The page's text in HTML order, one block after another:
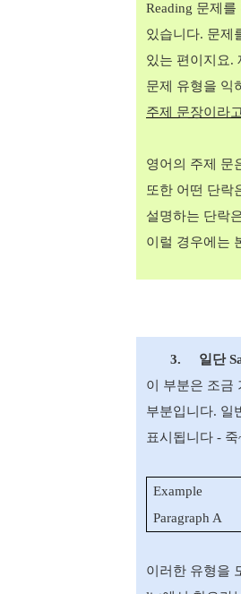
Reading 문제를
있습니다. 문제
있는 편이지요.
문제 유형을 익
주제 문장이라
영어의 주제 문
또한 어떤 단락
설명하는 단락
이럴 경우에는
3. 일단
이 부분은 조금
부분입니다. 일
표시됩니다 - 죽
Example
Paragraph A
이러한 유형을